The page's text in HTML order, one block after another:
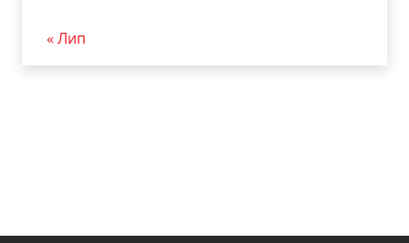
« Лип